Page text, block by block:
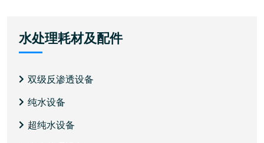
水处理耗材及配件
双级反渗透设备
纯水设备
超纯水设备